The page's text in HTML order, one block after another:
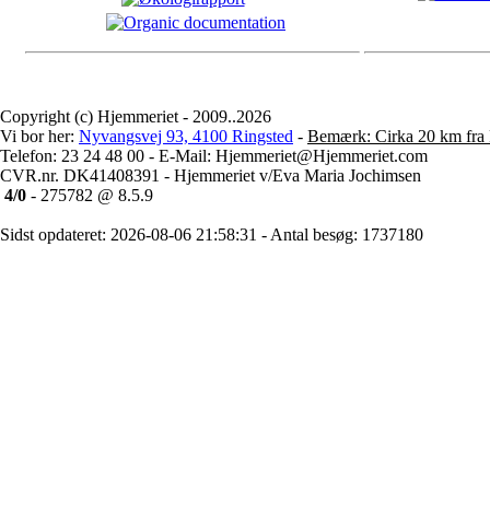
Copyright (c) Hjemmeriet - 2009..2026
Vi bor her: Nyvangsvej 93, 4100 Ringsted - Bemærk: Cirka 20 km fra
Telefon: 23 24 48 00 - E-Mail: Hjemmeriet@Hjemmeriet.com
CVR.nr. DK41408391 - Hjemmeriet v/Eva Maria Jochimsen
4/0 - 275782 @ 8.5.9
Sidst opdateret: 2026-08-06 21:58:31 - Antal besøg: 1737180